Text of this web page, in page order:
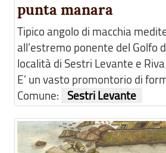
punta manara
Tipico angolo di macchia
all’estremo ponente del Golfo
località di Sestri Levante e
E’ un vasto promontorio di
Comune:
Sestri Levante